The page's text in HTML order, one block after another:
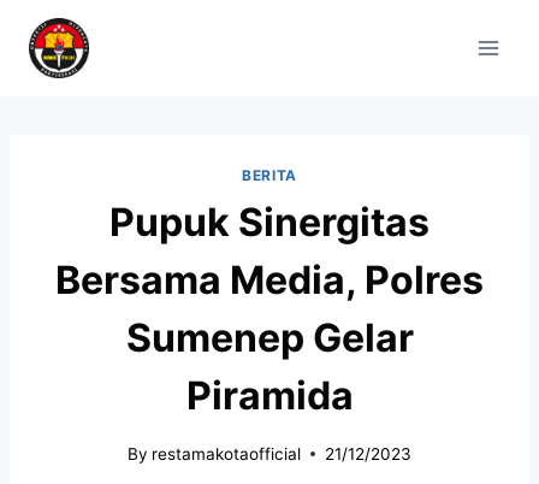
BERITA
Pupuk Sinergitas
Bersama Media, Polres
Sumenep Gelar
Piramida
By restamakotaofficial 21/12/2023